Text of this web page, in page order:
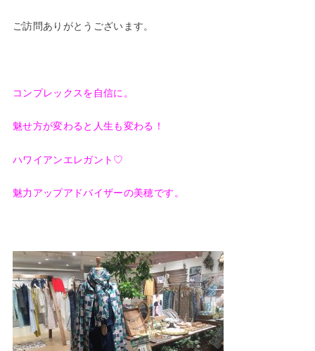
ご訪問ありがとうございます。
コンプレックスを自信に。
魅せ方が変わると人生も変わる！
ハワイアンエレガント♡
魅力アップアドバイザーの美穂です。